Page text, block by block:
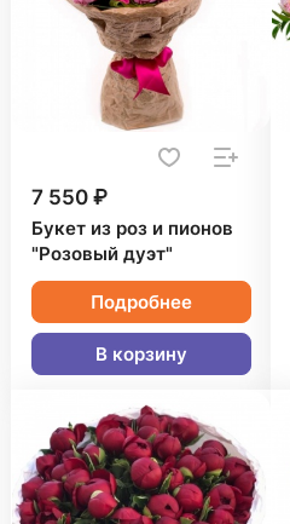
7 550 ₽
Букет из роз и пионов
"Розовый дуэт"
Подробнее
В корзину